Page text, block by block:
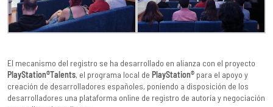
El mecanismo del registro se ha desarrollado en alianza con el proyecto
PlayStation®Talents, el programa local de PlayStation® para el apoyo y
creación de desarrolladores españoles, poniendo a disposición de los
desarrolladores una plataforma online de registro de autoría y negociación